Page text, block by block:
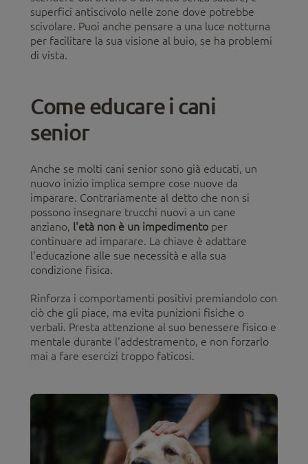
superfici antiscivolo nelle zone dove potrebbe
scivolare. Puoi anche pensare a una luce notturna
per facilitare la sua visione al buio, se ha problemi
di vista.
Come educare i cani
senior
Anche se molti cani senior sono già educati, un
nuovo inizio implica sempre cose nuove da
imparare. Contrariamente al detto che non si
possono insegnare trucchi nuovi a un cane
anziano, l'età non è un impedimento per
continuare ad imparare. La chiave è adattare
l'educazione alle sue necessità e alla sua
condizione fisica.
Rinforza i comportamenti positivi premiandolo con
ciò che gli piace, ma evita punizioni fisiche o
verbali. Presta attenzione al suo benessere fisico e
mentale durante l'addestramento, e non forzarlo
mai a fare esercizi troppo faticosi.